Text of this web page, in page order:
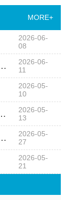
MORE+
2026-06-
08
-广东南洋利华家居建材有限公司
2026-06-
11
2026-05-
10
广东南洋利华家居建材
2026-05-
13
-广东南洋利华家居建材有限公司
2026-05-
27
2026-05-
21